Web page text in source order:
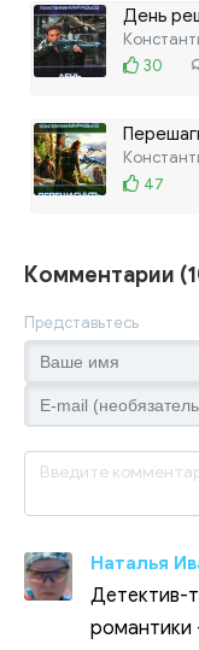
День
30
47
Комментарии
Представьтесь
Наталья
Детектив-
романтики